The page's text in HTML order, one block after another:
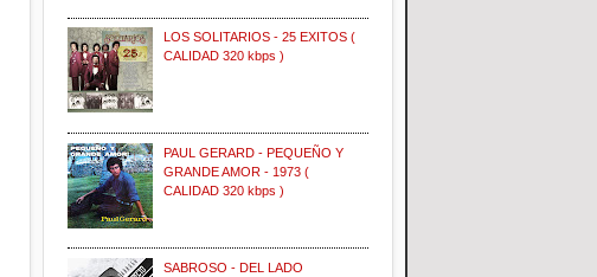
LOS SOLITARIOS - 25 EXITOS (
CALIDAD 320 kbps )
PAUL GERARD - PEQUEÑO Y
GRANDE AMOR - 1973 (
CALIDAD 320 kbps )
SABROSO - DEL LADO